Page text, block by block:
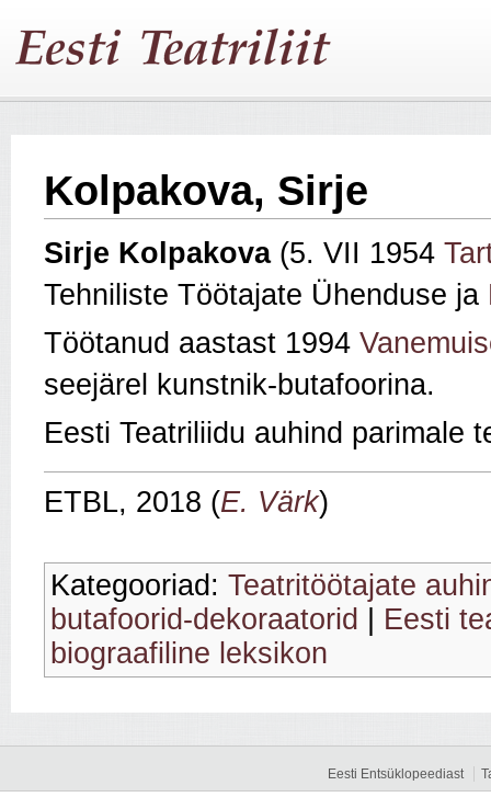
Kolpakova, Sirje
Sirje Kolpakova (5. VII 1954
Tehniliste Töötajate Ühenduse ja
Töötanud aastast 1994
seejärel kunstnik-butafoorina.
Eesti Teatriliidu auhind parimale
ETBL, 2018 (E. Värk)
Kategooriad: Teatritöötajate
butafoorid-dekoraatorid
Eesti
biograafiline leksikon
Eesti Entsüklopeediast